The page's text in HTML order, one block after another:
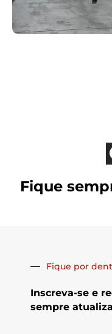
Fique
Fique por
Inscreva-se e
sempre